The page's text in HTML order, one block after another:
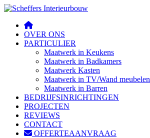
OVER ONS
PARTICULIER
Maatwerk in Keukens
Maatwerk in Badkamers
Maatwerk Kasten
Maatwerk in TV/Wand meubelen
Maatwerk in Barren
BEDRIJFSINRICHTINGEN
PROJECTEN
REVIEWS
CONTACT
OFFERTEAANVRAAG